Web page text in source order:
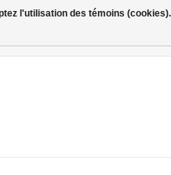
l'utilisation des témoins